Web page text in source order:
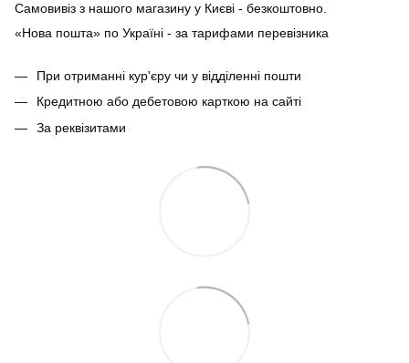
Самовивіз з нашого магазину у Києві - безкоштовно.
«Нова пошта» по Україні - за тарифами перевізника
При отриманні кур'єру чи у відділенні пошти
Кредитною або дебетовою карткою на сайті
За реквізитами